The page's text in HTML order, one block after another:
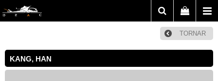
TORNAR
KANG, HAN